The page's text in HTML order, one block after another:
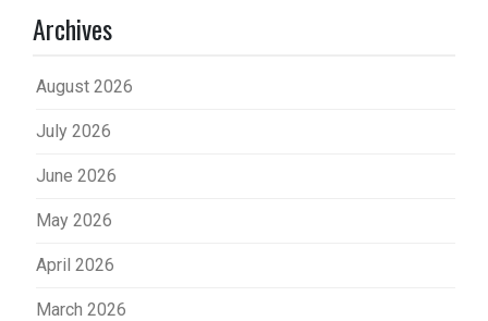
Archives
August 2026
July 2026
June 2026
May 2026
April 2026
March 2026